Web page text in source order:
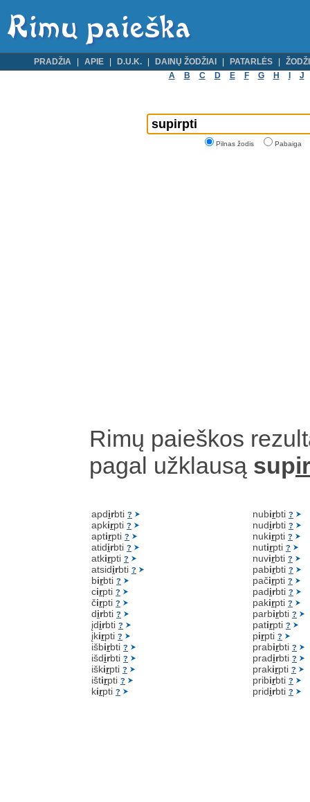
PRADŽIA APIE D.U.K. DAINŲ ŽODŽIAI PATARLĖS
A
B C D E F G H J
Pilnas žodis Pabaiga
Rimų paieškos
pagal užklausą sup
apdirbti ?
apkirpti ?
aptirpti ?
atidirbti ?
atkirpti ?
atsidirbti ?
birbti ?
cirpti ?
čirpti ?
dirbti ?
įdirbti ?
įkirpti ?
išbirbti ?
išdirbti ?
iškirpti ?
ištirpti ?
kirpti ?
nubirbti ?
nudirbti ?
nukirpti ?
nutirpti ?
nuvirbti ?
pabirbti ?
pačirpti ?
padirbti ?
pakirpti ?
parbirbti ?
patirpti ?
pirpti ?
prabirbti ?
pradirbti ?
prakirpti ?
pribirbti ?
pridirbti ?